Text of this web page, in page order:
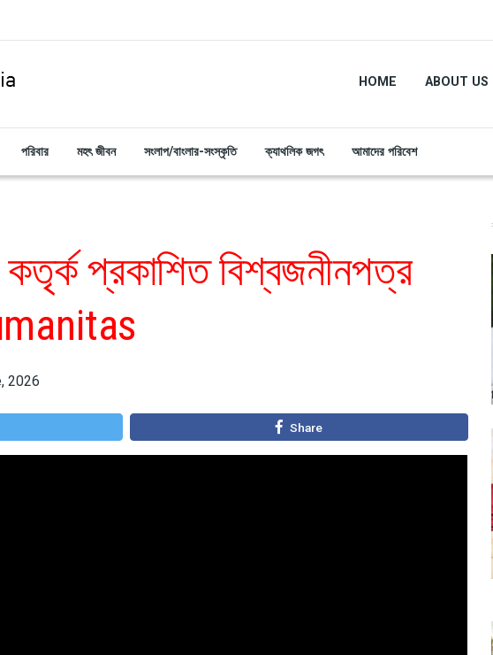
HOME ABOUT US
পরিবার মহৎ জীবন সংলাপ/বাংলার-সংস্কৃতি ক্যাথলিক জগৎ আমাদের পরিবেশ
প্রকাশিত বিশ্বজনীনপত্র
2026
Share